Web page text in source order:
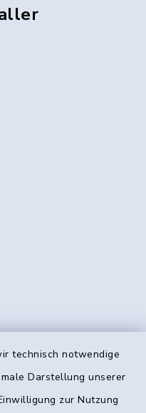
technisch notwendige
Darstellung unserer
zur Nutzung